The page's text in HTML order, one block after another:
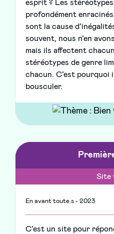
esprit ? Les
profondément
sont la cause
souvent, nous n’en
mais ils affectent
stéréotypes de genre
chacun. C’est pourquoi
bousculer.
Site
En avant toute.s - 2023
C’est un site pour